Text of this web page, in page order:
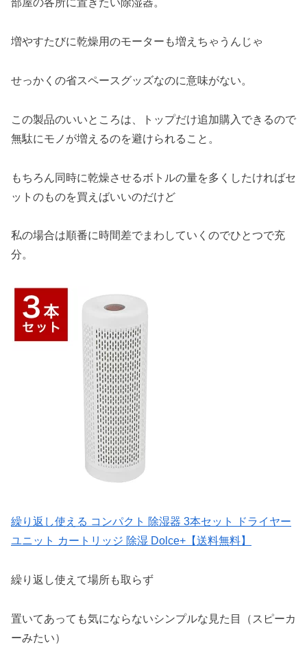
部屋の各所に置きたい除湿器。
増やすたびに乾燥用のモーターも増えちゃうんじゃ
せっかくの省スペースグッズなのに意味がない。
この製品のいいところは、トップだけ追加購入できるので
無駄にモノが増えるのを避けられること。
もちろん同時に乾燥させるボトルの量を多くしたければセ
ットのものを買えばいいのだけど
私の場合は順番に時間差でまわしていくのでひとつで充
分。
繰り返し使える コンパクト 除湿器 3本セット ドライヤー
ユニット カートリッジ 除湿 Dolce+【送料無料】
繰り返し使えて場所も取らず
置いてあっても気にならないシンプルな見た目（スピーカ
ーみたい）